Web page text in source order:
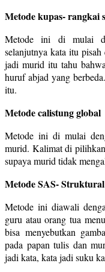
Metode kupas- rangkai
Metode ini di mulai
selanjutnya kata itu
jadi murid itu tahu
huruf abjad yang
itu.
Metode calistung global
Metode ini di mulai
murid. Kalimat di
supaya murid tidak
Metode SAS-
Metode ini diawali
guru atau orang tua
bisa menyebutkan
pada papan tulis dan
jadi kata, kata jadi suku